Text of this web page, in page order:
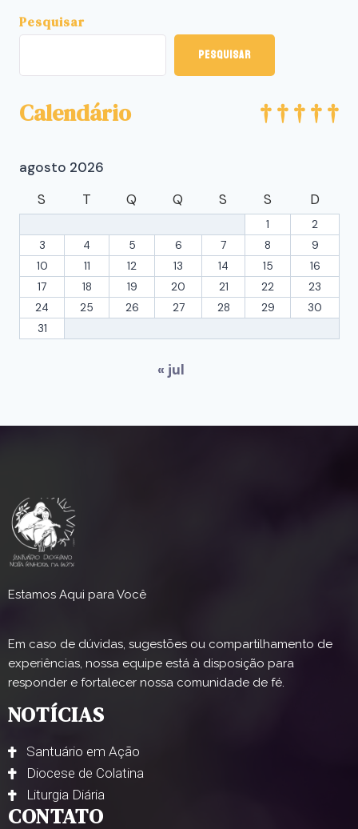
Pesquisar
Pesquisar
Calendário
agosto 2026
S
T Q Q S S D
1
2
3
4 5 6 7 8
9
10
11 12 13 14 15
16
17
18 19 20 21 22
23
24
25 26 27 28 29
30
31
« jul
Estamos Aqui para Você
Em caso de dúvidas, sugestões ou compartilhamento de
experiências, nossa equipe está à disposição para
responder e fortalecer nossa comunidade de fé.
NOTÍCIAS
Santuário em Ação
Diocese de Colatina
Liturgia Diária
CONTATO